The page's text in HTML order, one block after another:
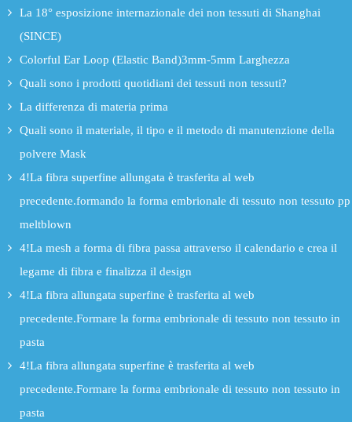
La 18° esposizione internazionale dei non tessuti di Shanghai
(SINCE)
Colorful Ear Loop (Elastic Band)3mm-5mm Larghezza
Quali sono i prodotti quotidiani dei tessuti non tessuti?
La differenza di materia prima
Quali sono il materiale, il tipo e il metodo di manutenzione della
polvere Mask
4!La fibra superfine allungata è trasferita al web
precedente.formando la forma embrionale di tessuto non tessuto pp
meltblown
4!La mesh a forma di fibra passa attraverso il calendario e crea il
legame di fibra e finalizza il design
4!La fibra allungata superfine è trasferita al web
precedente.Formare la forma embrionale di tessuto non tessuto in
pasta
4!La fibra allungata superfine è trasferita al web
precedente.Formare la forma embrionale di tessuto non tessuto in
pasta